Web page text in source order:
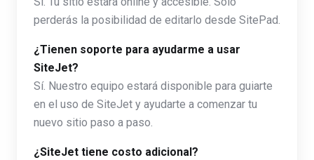
perderás la posibilidad de editarlo desde SitePad.
¿Tienen soporte para ayudarme a usar
SiteJet?
Sí. Nuestro equipo estará disponible para guiarte
en el uso de SiteJet y ayudarte a comenzar tu
nuevo sitio paso a paso.
¿SiteJet tiene costo adicional?